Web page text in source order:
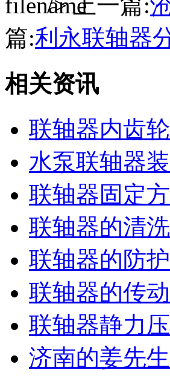
/> 上一篇:
篇:利永联轴器
相关资讯
联轴器内齿
水泵联轴器
联轴器固定
联轴器的清
联轴器的防
联轴器的传
联轴器静力
济南的姜先